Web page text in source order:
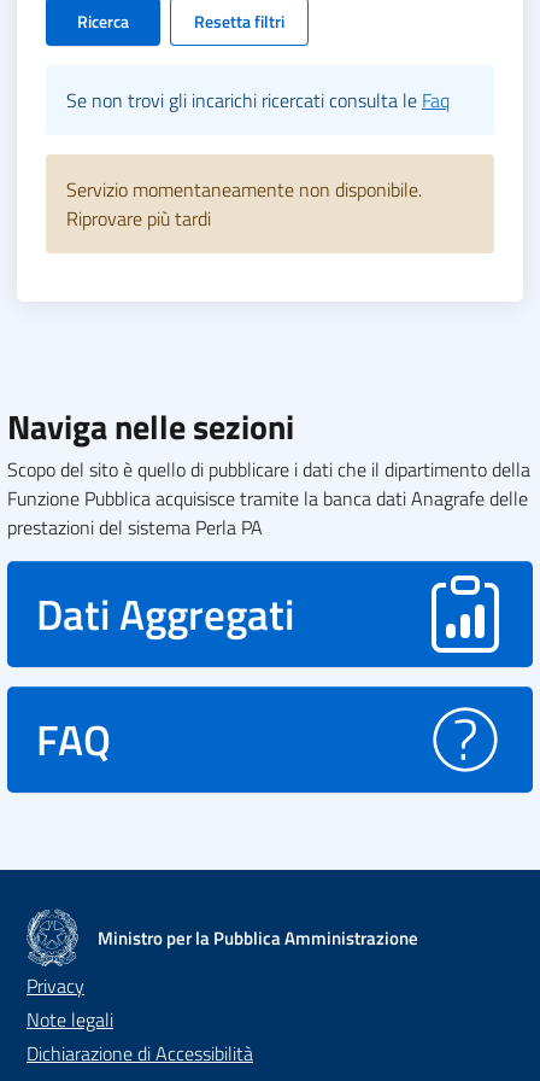
Ricerca Resetta filtri
Se non trovi gli incarichi ricercati consulta le Faq
Servizio momentaneamente non disponibile.
Riprovare più tardi
Naviga nelle sezioni
Scopo del sito è quello di pubblicare i dati che il dipartimento della
Funzione Pubblica acquisisce tramite la banca dati Anagrafe delle
prestazioni del sistema Perla PA
Dati Aggregati
FAQ
Ministro per la Pubblica Amministrazione
Privacy
Note legali
Dichiarazione di Accessibilità